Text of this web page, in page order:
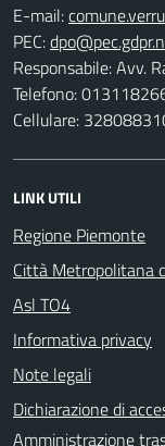
E-mail:
PEC:
Responsabile: Avv.
Telefono:
Cellulare:
LINK UTILI
Regione Piemonte
Città Metropolitana
Asl TO4
Informativa privacy
Note legali
Dichiarazione di
Amministrazione